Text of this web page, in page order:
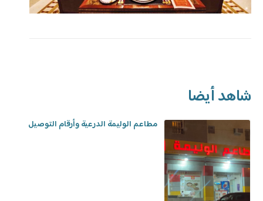
شاهد أيضا
مطاعم الوليمة الدرعية وأرقام التوصيل